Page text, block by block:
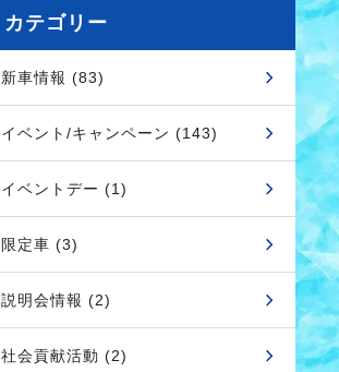
カテゴリー
新車情報 (83)
イベント/キャンペーン (143)
イベントデー (1)
限定車 (3)
説明会情報 (2)
社会貢献活動 (2)